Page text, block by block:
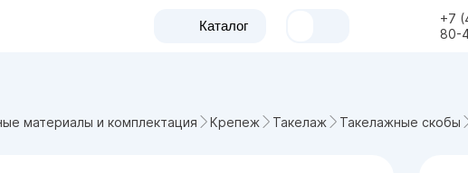
Каталог
+7
80-
материалы и комплектация Крепеж Такелаж Такелажные скобы